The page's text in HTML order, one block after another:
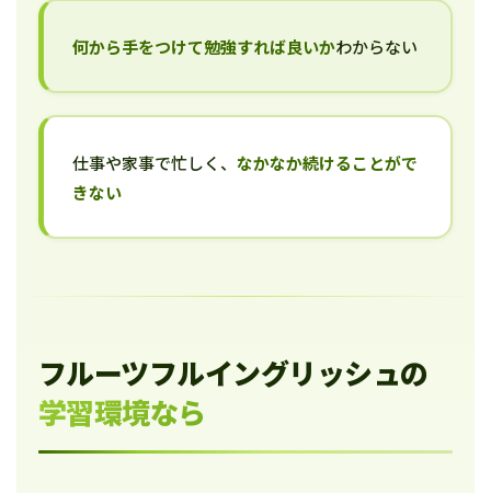
何から手をつけて勉強すれば良いかわからない
仕事や家事で忙しく、 なかなか続けることがで
きない
フルーツフルイングリッシュの
学習環境なら